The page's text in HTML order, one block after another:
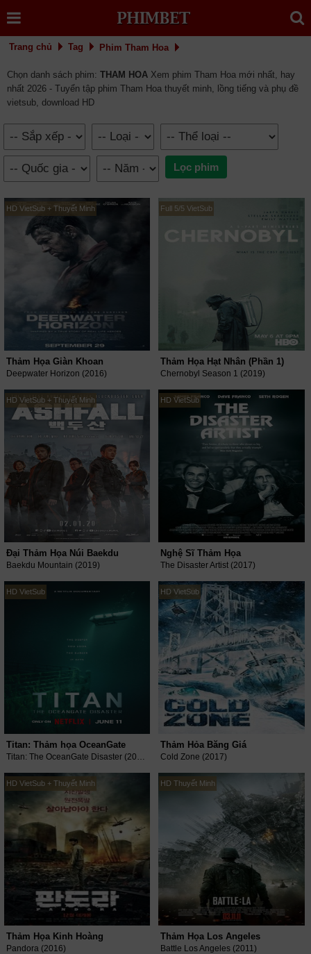
Trang chủ Tag Phim Tham Hoa
Chọn danh sách phim: THAM HOA Xem phim Tham Hoa mới nhất, hay
nhất 2026 - Tuyển tập phim Tham Hoa thuyết minh, lồng tiếng và phụ đề
vietsub, download HD
HD VietSub + Thuyết Minh
Thảm Họa Giàn Khoan
Deepwater Horizon (2016)
Full 5/5 VietSub
Thảm Họa Hạt Nhân (Phần 1)
Chernobyl Season 1 (2019)
HD VietSub + Thuyết Minh
Đại Thảm Họa Núi Baekdu
Baekdu Mountain (2019)
HD VietSub
Nghệ Sĩ Thảm Họa
The Disaster Artist (2017)
HD VietSub
Titan: Thảm họa OceanGate
Titan: The OceanGate Disaster (2025)
HD VietSub
Thảm Hỏa Băng Giá
Cold Zone (2017)
HD VietSub + Thuyết Minh
Thảm Họa Kinh Hoàng
Pandora (2016)
HD Thuyết Minh
Thảm Họa Los Angeles
Battle Los Angeles (2011)